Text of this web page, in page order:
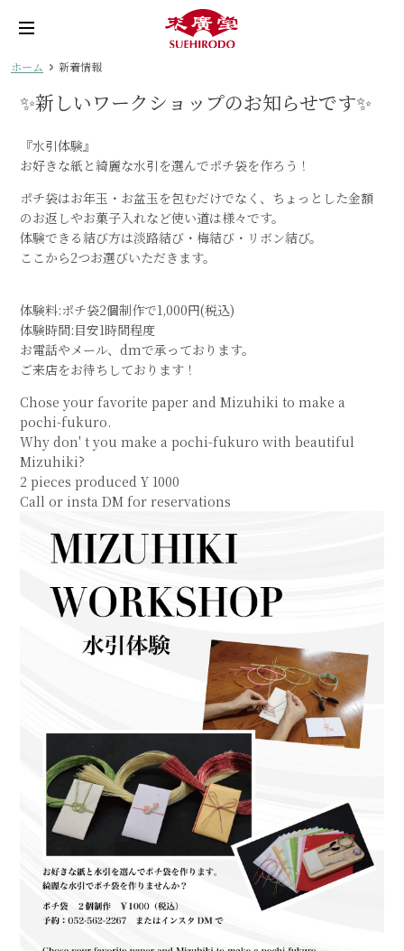
ホーム 新着情報
✨新しいワークショップのお知らせです✨
『水引体験』
お好きな紙と綺麗な水引を選んでポチ袋を作ろう！
ポチ袋はお年玉・お盆玉を包むだけでなく、ちょっとした金額
のお返しやお菓子入れなど使い道は様々です。
体験できる結び方は淡路結び・梅結び・リボン結び。
ここから2つお選びいただきます。
体験料:ポチ袋2個制作で1,000円(税込)
体験時間:目安1時間程度
お電話やメール、dmで承っております。
ご来店をお待ちしております！
Chose your favorite paper and Mizuhiki to make a
pochi-fukuro.
Why don' t you make a pochi-fukuro with beautiful
Mizuhiki?
2 pieces produced Y 1000
Call or insta DM for reservations